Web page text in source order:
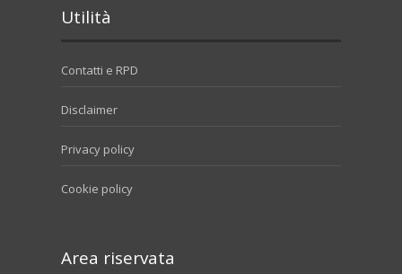
Utilità
Contatti e RPD
Disclaimer
Privacy policy
Cookie policy
Area riservata